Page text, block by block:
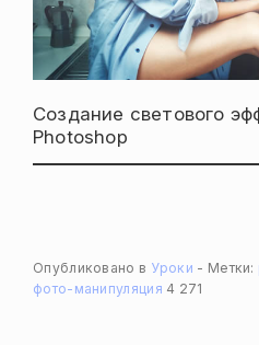
Создание светового
Photoshop
Опубликовано в Уроки Метки:
фото-манипуляция 4 271